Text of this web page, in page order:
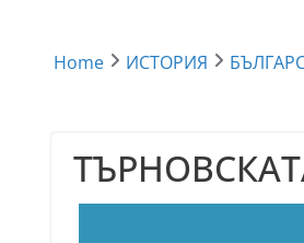
Home ИСТОРИЯ